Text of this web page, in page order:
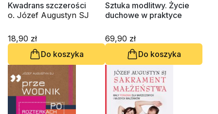
Kwadrans szczerości
o. Józef Augustyn SJ
18,90 zł
Do koszyka
Sztuka modlitwy. Życie
duchowe w praktyce
69,90 zł
Do koszyka